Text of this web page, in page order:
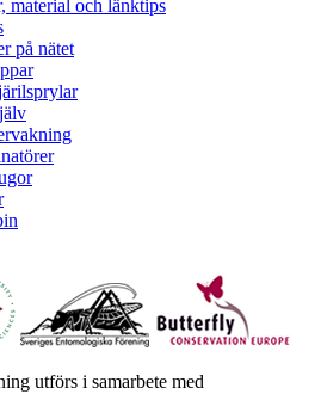
material och länktips
på nätet
utförs i samarbete med